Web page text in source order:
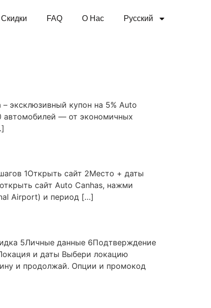
Cкидки FAQ О Нас Русский
эксклюзивный купон на 5% Auto
автомобилей — от экономичных
1Открыть сайт 2Место + даты
сайт Auto Canhas, нажми
Airport) и период […]
5Личные данные 6Подтверждение
и даты Выбери локацию
и продолжай. Опции и промокод